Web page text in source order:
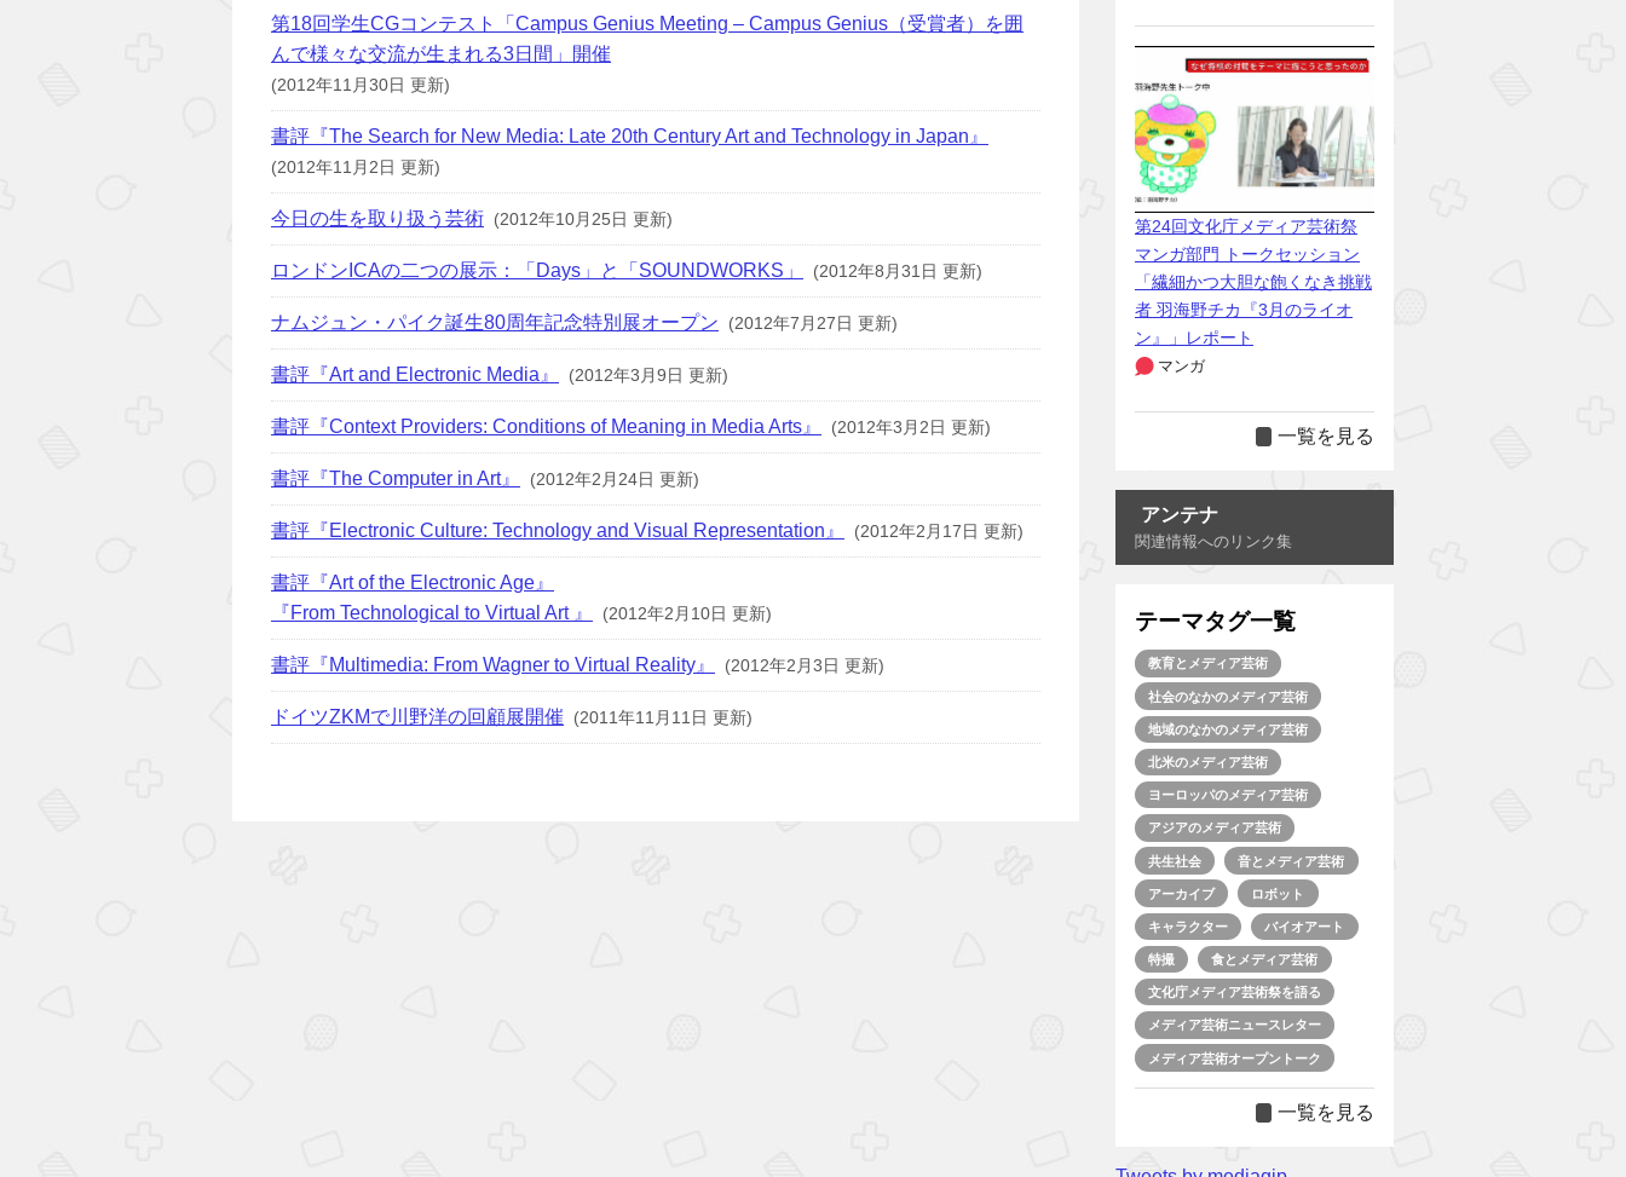
第18回学生CGコンテスト「Campus Genius Meeting – Campus Genius（受賞者）を囲
んで様々な交流が生まれる3日間」開催
(2012年11月30日 更新)
書評『The Search for New Media: Late 20th Century Art and Technology in Japan』
(2012年11月2日 更新)
今日の生を取り扱う芸術 (2012年10月25日 更新)
ロンドンICAの二つの展示：「Days」と「SOUNDWORKS」 (2012年8月31日 更新)
ナムジュン・パイク誕生80周年記念特別展オープン (2012年7月27日 更新)
書評『Art and Electronic Media』 (2012年3月9日 更新)
書評『Context Providers: Conditions of Meaning in Media Arts』 (2012年3月2日 更新)
書評『The Computer in Art』 (2012年2月24日 更新)
書評『Electronic Culture: Technology and Visual Representation』 (2012年2月17日 更新)
書評『Art of the Electronic Age』
『From Technological to Virtual Art 』
(2012年2月10日 更新)
書評『Multimedia: From Wagner to Virtual Reality』 (2012年2月3日 更新)
ドイツZKMで川野洋の回顧展開催 (2011年11月11日 更新)
第24回文化庁メディア芸術祭
マンガ部門 トークセッション
「繊細かつ大胆な飽くなき挑戦
者 羽海野チカ『3月のライオ
ン』」レポート
マンガ
一覧を見る
アンテナ
関連情報へのリンク集
テーマタグ一覧
教育とメディア芸術
社会のなかのメディア芸術
地域のなかのメディア芸術
北米のメディア芸術
ヨーロッパのメディア芸術
アジアのメディア芸術
共生社会 音とメディア芸術
アーカイブ ロボット
キャラクター バイオアート
特撮 食とメディア芸術
文化庁メディア芸術祭を語る
メディア芸術ニュースレター
メディア芸術オープントーク
一覧を見る